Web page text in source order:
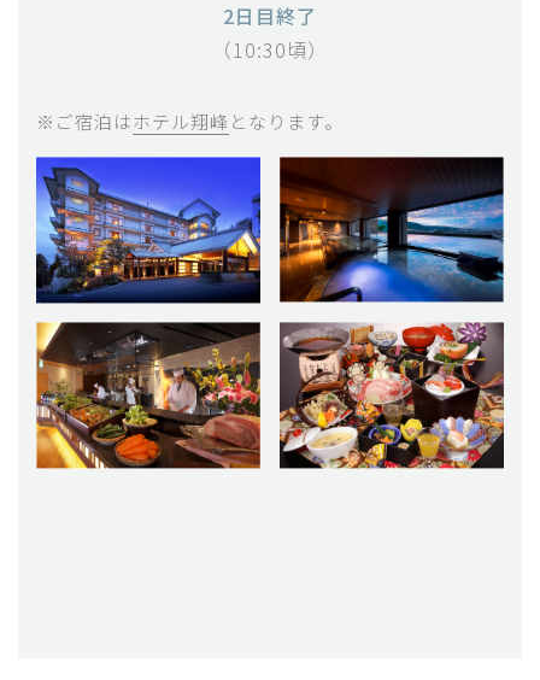
2日目終了
（10:30頃）
※ご宿泊はホテル翔峰となります。